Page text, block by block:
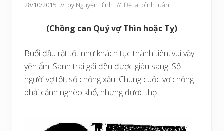
28/10/2015 // by Nguyễn Bình // Để lại bình luận
(Chồng can Quý vợ Thìn hoặc Tỵ)
Buổi đầu rất tốt như khách tục thành tiên, vui vầy
yến ẩm. Sanh trai gái đều được giàu sang. Số
người vợ tốt, số chồng xấu. Chung cuộc vợ chồng
phải cảnh nghèo khổ, nhưng được thọ.